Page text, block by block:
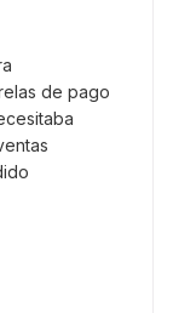
de pago